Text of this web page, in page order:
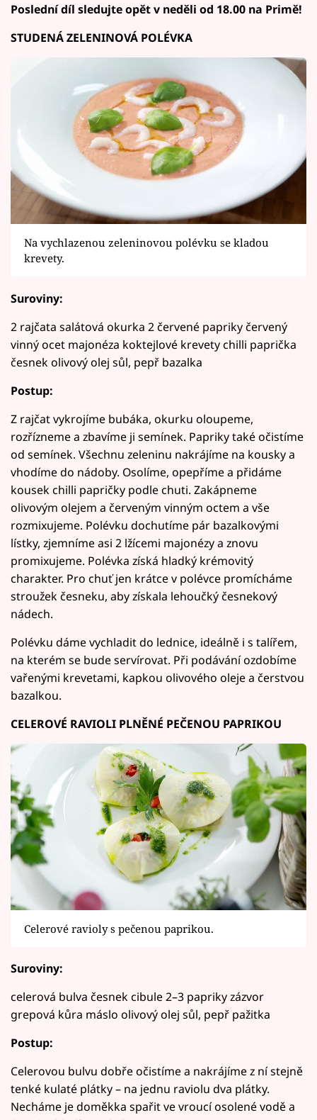
Poslední díl sledujte opět v neděli od 18.00 na Primě!
STUDENÁ ZELENINOVÁ POLÉVKA
Na vychlazenou zeleninovou polévku se kladou
krevety.
Suroviny:
2 rajčata salátová okurka 2 červené papriky červený
vinný ocet majonéza koktejlové krevety chilli paprička
česnek olivový olej sůl, pepř bazalka
Postup:
Z rajčat vykrojíme bubáka, okurku oloupeme,
rozřízneme a zbavíme ji semínek. Papriky také očistíme
od semínek. Všechnu zeleninu nakrájíme na kousky a
vhodíme do nádoby. Osolíme, opepříme a přidáme
kousek chilli papričky podle chuti. Zakápneme
olivovým olejem a červeným vinným octem a vše
rozmixujeme. Polévku dochutíme pár bazalkovými
lístky, zjemníme asi 2 lžícemi majonézy a znovu
promixujeme. Polévka získá hladký krémovitý
charakter. Pro chuť jen krátce v polévce promícháme
stroužek česneku, aby získala lehoučký česnekový
nádech.
Polévku dáme vychladit do lednice, ideálně i s talířem,
na kterém se bude servírovat. Při podávání ozdobíme
vařenými krevetami, kapkou olivového oleje a čerstvou
bazalkou.
CELEROVÉ RAVIOLI PLNĚNÉ PEČENOU PAPRIKOU
Celerové ravioly s pečenou paprikou.
Suroviny:
celerová bulva česnek cibule 2–3 papriky zázvor
grepová kůra máslo olivový olej sůl, pepř pažitka
Postup:
Celerovou bulvu dobře očistíme a nakrájíme z ní stejně
tenké kulaté plátky – na jednu raviolu dva plátky.
Necháme je doměkka spařit ve vroucí osolené vodě a